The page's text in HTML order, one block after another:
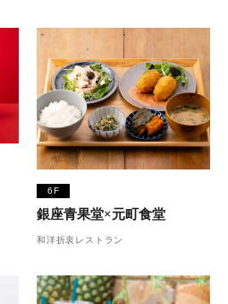
6F
銀座青果堂×元町食堂
和洋折衷レストラン